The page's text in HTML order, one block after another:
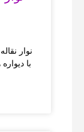
نوار
با